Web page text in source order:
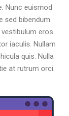
Nunc euismod
sed bibendum
eros
iaculis. Nullam
quis. Nulla
at rutrum orci.